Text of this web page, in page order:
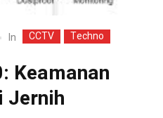
In CCTV Techno
Keamanan
Jernih